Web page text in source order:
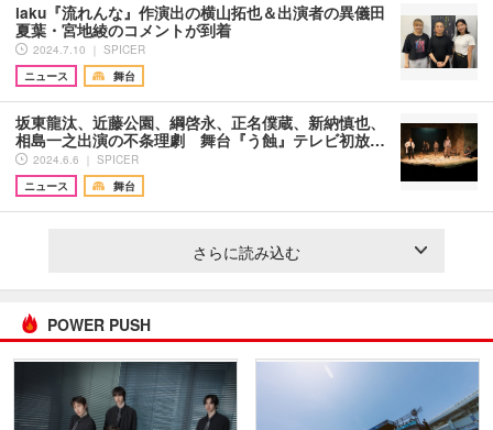
iaku『流れんな』作演出の横山拓也＆出演者の異儀田
夏葉・宮地綾のコメントが到着
2024.7.10 ｜ SPICER
ニュース
舞台
坂東龍汰、近藤公園、綱啓永、正名僕蔵、新納慎也、
相島一之出演の不条理劇 舞台『う蝕』テレビ初放…
2024.6.6 ｜ SPICER
ニュース
舞台
さらに読み込む
POWER PUSH